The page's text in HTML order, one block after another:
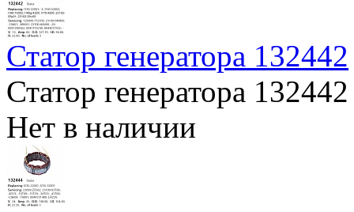
Статор генератора 132442
Статор генератора 132442
Нет в наличии